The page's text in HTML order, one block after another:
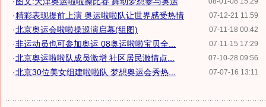
07-12-21 11:59
·精彩表现提前上演 奥运啦啦队让世界感受热情
07-11-18 00:42
·北京奥运会啦啦操巡演启幕(组图)
07-11-15 17:29
·非运动员也可参加奥运 08奥运啦啦宝贝全...
07-10-28 09:56
·北京奥运啦啦队成员激增 社区居民激情点...
07-07-16 13:11
·北京30位美女组建啦啦队 梦想奥运会秀热...